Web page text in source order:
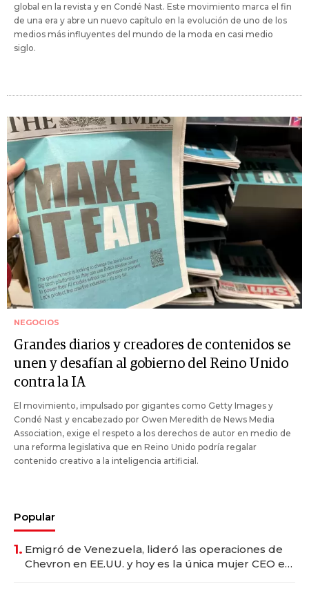
global en la revista y en Condé Nast. Este movimiento marca el fin
de una era y abre un nuevo capítulo en la evolución de uno de los
medios más influyentes del mundo de la moda en casi medio
siglo.
NEGOCIOS
Grandes diarios y creadores de contenidos se
unen y desafían al gobierno del Reino Unido
contra la IA
El movimiento, impulsado por gigantes como Getty Images y
Condé Nast y encabezado por Owen Meredith de News Media
Association, exige el respeto a los derechos de autor en medio de
una reforma legislativa que en Reino Unido podría regalar
contenido creativo a la inteligencia artificial.
Popular
1. Emigró de Venezuela, lideró las operaciones de
Chevron en EE.UU. y hoy es la única mujer CEO en